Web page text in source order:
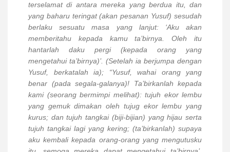
terselamat di antara mereka yang berdua itu, dan
yang baharu teringat (akan pesanan Yusuf) sesudah
berlaku sesuatu masa yang lanjut: ‘Aku akan
memberitahu kepada kamu ta’birnya. Oleh itu
hantarlah daku pergi (kepada orang yang
mengetahui ta’birnya)’. (Setelah ia berjumpa dengan
Yusuf, berkatalah ia); “Yusuf, wahai orang yang
benar (pada segala-galanya)! Ta’birkanlah kepada
kami (seorang bermimpi melihat): tujuh ekor lembu
yang gemuk dimakan oleh tujug ekor lembu yang
kurus; dan tujuh tangkai (biji-bijian) yang hijau serta
tujuh tangkai lagi yang kering; (ta’birkanlah) supaya
aku kembali kepada orang-orang yang mengutusku